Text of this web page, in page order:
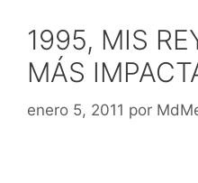
1995, MIS
MÁS
enero 5, 2011 por